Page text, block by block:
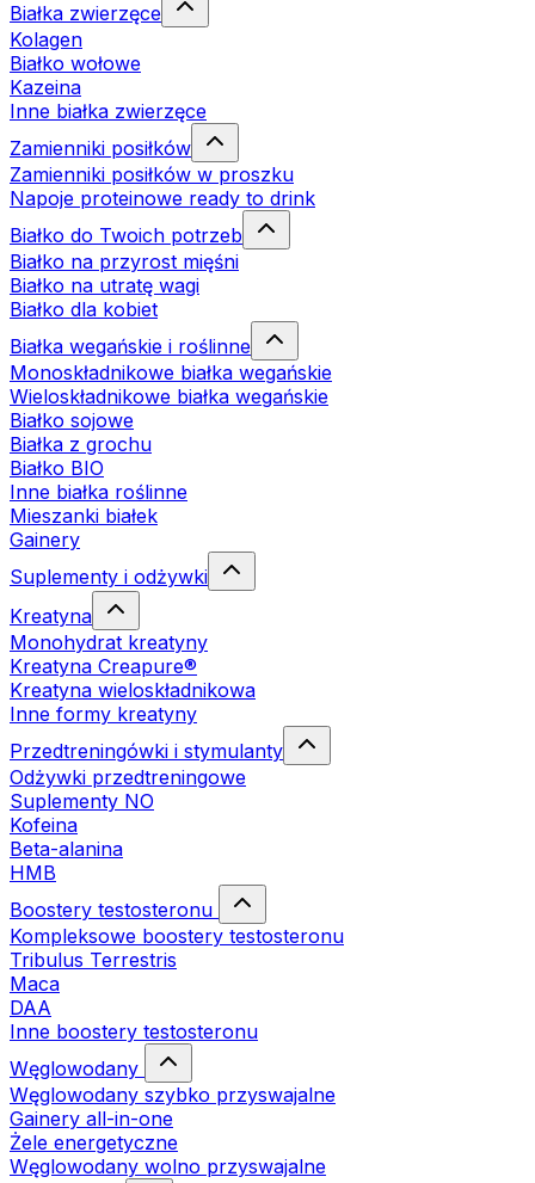
Białka zwierzęce
Kolagen
Białko wołowe
Kazeina
Inne białka zwierzęce
Zamienniki posiłków
Zamienniki posiłków w proszku
Napoje proteinowe ready to drink
Białko do Twoich potrzeb
Białko na przyrost mięśni
Białko na utratę wagi
Białko dla kobiet
Białka wegańskie i roślinne
Monoskładnikowe białka wegańskie
Wieloskładnikowe białka wegańskie
Białko sojowe
Białka z grochu
Białko BIO
Inne białka roślinne
Mieszanki białek
Gainery
Suplementy i odżywki
Kreatyna
Monohydrat kreatyny
Kreatyna Creapure®
Kreatyna wieloskładnikowa
Inne formy kreatyny
Przedtreningówki i stymulanty
Odżywki przedtreningowe
Suplementy NO
Kofeina
Beta-alanina
HMB
Boostery testosteronu
Kompleksowe boostery testosteronu
Tribulus Terrestris
Maca
DAA
Inne boostery testosteronu
Węglowodany
Węglowodany szybko przyswajalne
Gainery all-in-one
Żele energetyczne
Węglowodany wolno przyswajalne